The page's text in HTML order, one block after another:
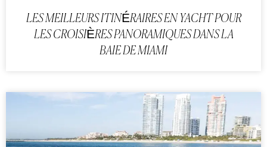
LES MEILLEURS ITINÉRAIRES EN YACHT POUR
LES CROISIÈRES PANORAMIQUES DANS LA
BAIE DE MIAMI